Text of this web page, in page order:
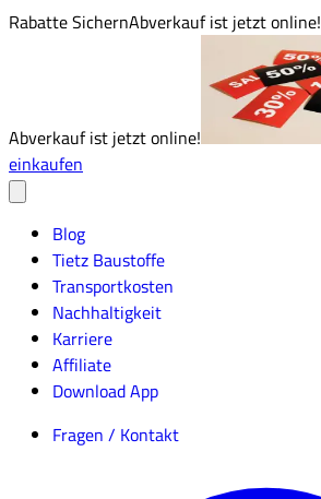
Rabatte SichernAbverkauf ist jetzt online!
Abverkauf ist jetzt online!
einkaufen
Blog
Tietz Baustoffe
Transportkosten
Nachhaltigkeit
Karriere
Affiliate
Download App
Fragen / Kontakt